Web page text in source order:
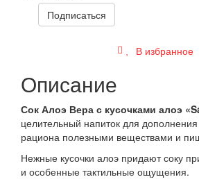
Подписаться
В избранное
Описание
Сок Алоэ Вера с кусочками алоэ
целительный напиток для
рациона полезными веществами и
Нежные кусочки алоэ придают соку
и особенные тактильные ощущения.